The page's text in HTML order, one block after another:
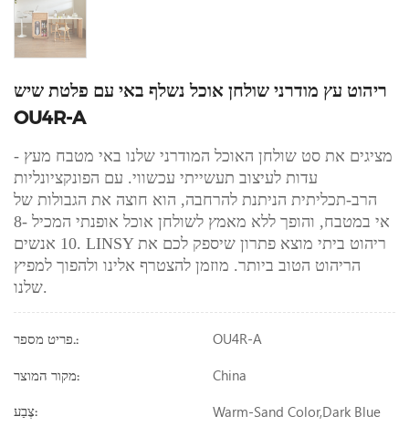
ריהוט עץ מודרני שולחן אוכל נשלף באי עם פלטת שיש
OU4R-A
מציגים את סט שולחן האוכל המודרני שלנו באי מטבח מעץ -
עדות לעיצוב תעשייתי עכשווי. עם הפונקציונליות
הרב-תכליתית הניתנת להרחבה, הוא חוצה את הגבולות של
אי במטבח, והופך ללא מאמץ לשולחן אוכל אופנתי המכיל 8-
10 אנשים. LINSY ריהוט ביתי מוצא פתרון שיספק לכם את
הריהוט הטוב ביותר. מוזמן להצטרף אלינו ולהפוך למפיץ
שלנו.
פריט מספר.: OU4R-A
מקור המוצר: China
צֶבַע: Warm-Sand Color,dark Blue